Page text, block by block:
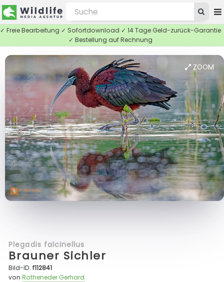
✓ Freie Bearbeitung ✓ Sofortdownload ✓ 14 Tage Geld-zurück-Garantie
✓ Bestellung auf Rechnung
ZOOM
Plegadis falcinellus
Brauner Sichler
Bild-ID:f112841
vonRotheneder Gerhard